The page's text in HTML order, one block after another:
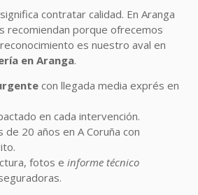
significa contratar calidad. En Aranga
recomiendan porque ofrecemos
es nuestro aval en
en Aranga.
con llegada media exprés en
en cada intervención.
de 20 años en A Coruña con
fotos e informe técnico